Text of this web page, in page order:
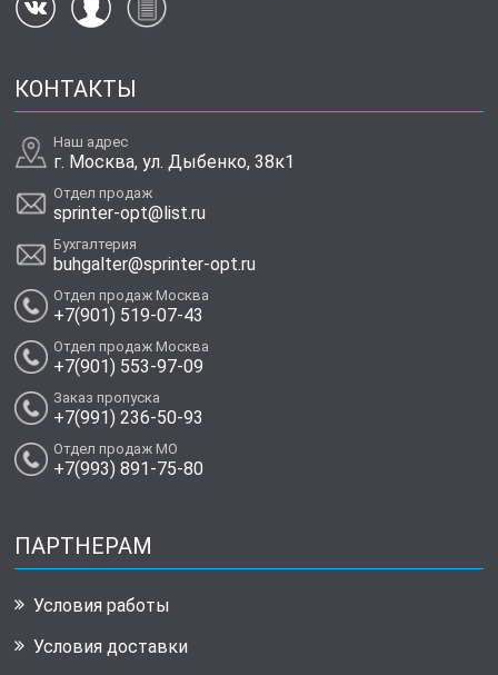
КОНТАКТЫ
Наш адрес
г. Москва, ул. Дыбенко, 38к1
Отдел продаж
sprinter-opt@list.ru
Бухгалтерия
buhgalter@sprinter-opt.ru
Отдел продаж Москва
+7(901) 519-07-43
Отдел продаж Москва
+7(901) 553-97-09
Заказ пропуска
+7(991) 236-50-93
Отдел продаж МО
+7(993) 891-75-80
ПАРТНЕРАМ
Условия работы
Условия доставки